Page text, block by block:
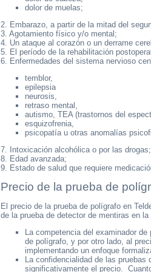
dolor de muelas;
2. Embarazo, a partir de la mitad del
3. Agotamiento físico y/o mental;
4. Un ataque al corazón o un derrame
5. El período de la rehabilitación
6. Enfermedades del sistema nervioso
temblor,
epilepsia
neurosis,
retraso mental,
autismo, TEA (trastornos del
esquizofrenia,
psicopatía u otras anomalías
7. Intoxicación alcohólica o por las drogas;
8. Edad avanzada;
9. Estado de salud que requiere
Precio de la prueba de
El precio de la prueba de polígrafo en
de la prueba de detector de mentiras en
La competencia del examinador
de polígrafo, y por otro lado, al
implementando un enfoque
La confidencialidad de las
significativamente el precio.